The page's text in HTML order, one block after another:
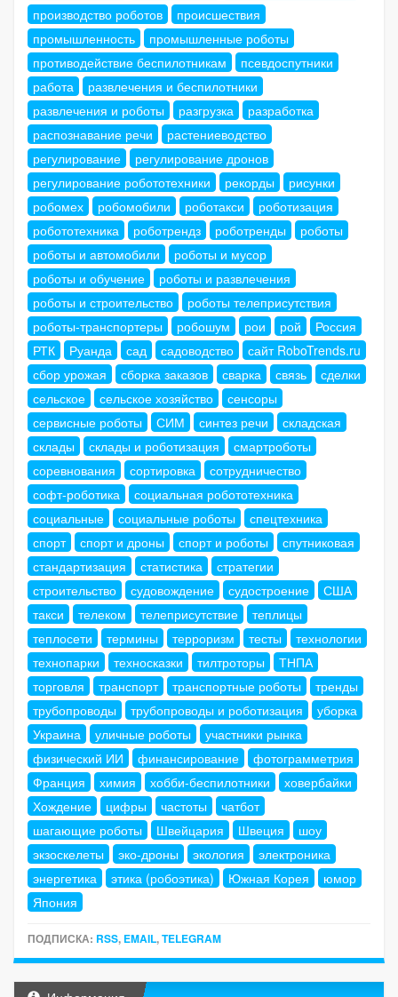
производство роботов
происшествия
промышленность
промышленные роботы
противодействие беспилотникам
псевдоспутники
работа
развлечения и беспилотники
развлечения и роботы
разгрузка
разработка
распознавание речи
растениеводство
регулирование
регулирование дронов
регулирование робототехники
рекорды
рисунки
робомех
робомобили роботакси
роботизация
робототехника
роботрендз роботренды
роботы
роботы и автомобили
роботы и мусор
роботы и обучение
роботы и развлечения
роботы и строительство
роботы телеприсутствия
роботы-транспортеры
робошум рои рой
Россия
РТК
Руанда сад садоводство
сайт RoboTrends.ru
сбор урожая
сборка заказов сварка связь
сделки
сельское
сельское хозяйство
сенсоры
сервисные роботы
СИМ синтез речи
складская
склады
склады и роботизация
смартроботы
соревнования
сортировка
сотрудничество
софт-роботика
социальная робототехника
социальные
социальные роботы
спецтехника
спорт
спорт и дроны спорт и роботы
спутниковая
стандартизация
статистика
стратегии
строительство
судовождение судостроение
США
такси
телеком телеприсутствие
теплицы
теплосети
термины терроризм тесты
технологии
технопарки
техносказки тилтроторы
ТНПА
торговля
транспорт транспортные роботы
тренды
трубопроводы
трубопроводы и роботизация
уборка
Украина
уличные роботы
участники рынка
физический ИИ
финансирование
фотограмметрия
Франция
химия хобби-беспилотники
ховербайки
Хождение
цифры частоты
чатбот
шагающие роботы
Швейцария Швеция
шоу
экзоскелеты
эко-дроны экология
электроника
энергетика
этика (робоэтика) Южная Корея
юмор
Япония
ПОДПИСКА: RSS, EMAIL,TELEGRAM